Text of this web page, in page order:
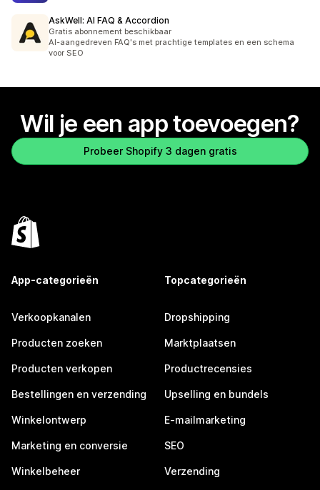
AskWell: AI FAQ & Accordion
Gratis abonnement beschikbaar
AI-aangedreven FAQ's met prachtige templates en een schema
voor SEO
Wil je een app toevoegen?
Probeer Shopify 3 dagen gratis
App-categorieën
Verkoopkanalen
Producten zoeken
Producten verkopen
Bestellingen en verzending
Winkelontwerp
Marketing en conversie
Winkelbeheer
Topcategorieën
Dropshipping
Marktplaatsen
Productrecensies
Upselling en bundels
E-mailmarketing
SEO
Verzending